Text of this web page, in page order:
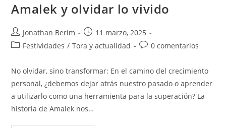
Amalek y olvidar lo vivido
Autor
de
Jonathan Berim
Entrada
publicada:
11 marzo, 2025
Categoría
la
Festividades / Tora y actualidad
Comentarios
la
0 comentarios
No olvidar, sino transformar: En el camino del crecimiento
personal, ¿debemos dejar atrás nuestro pasado o aprender
a utilizarlo como una herramienta para la superación? La
historia de Amalek nos…